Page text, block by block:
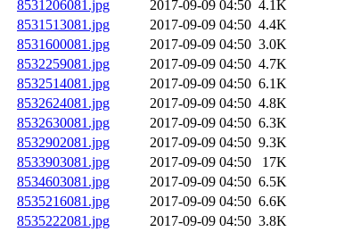
8531206081.jpg
2017-09-09 04:50 4.1K
8531513081.jpg
2017-09-09 04:50 4.4K
8531600081.jpg
2017-09-09 04:50 3.0K
8532259081.jpg
2017-09-09 04:50 4.7K
8532514081.jpg
2017-09-09 04:50 6.1K
8532624081.jpg
2017-09-09 04:50 4.8K
8532630081.jpg
2017-09-09 04:50 6.3K
8532902081.jpg
2017-09-09 04:50 9.3K
8533903081.jpg
2017-09-09 04:50
17K
8534603081.jpg
2017-09-09 04:50 6.5K
8535216081.jpg
2017-09-09 04:50 6.6K
8535222081.jpg
2017-09-09 04:50 3.8K